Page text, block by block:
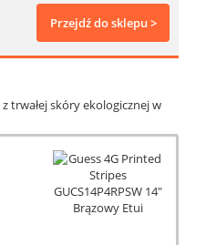
Przejdź do sklepu >
trwałej skóry ekologicznej w